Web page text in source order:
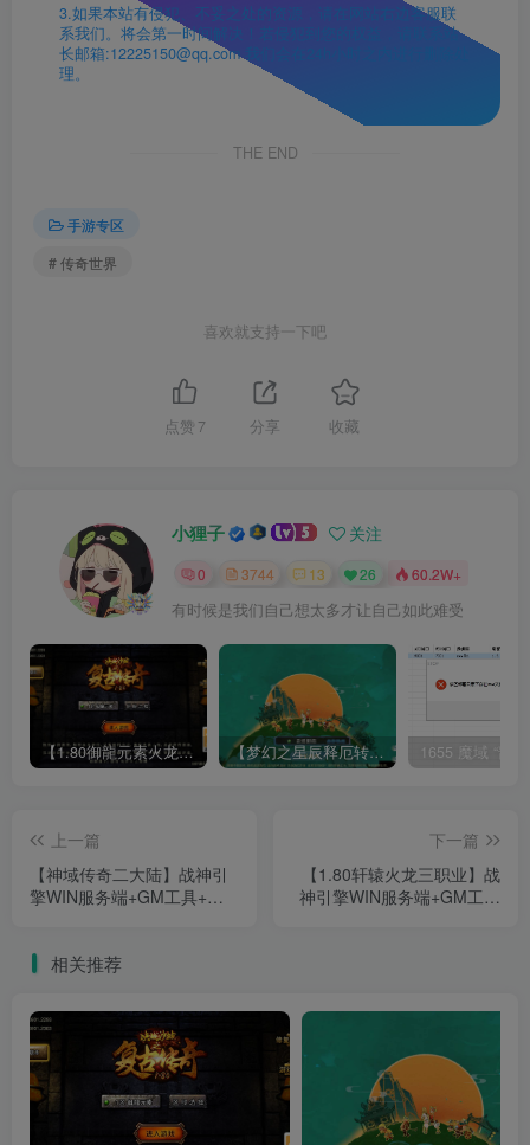
3.如果本站有侵犯、不妥之处的资源，请在网站右边客服联
系我们。将会第一时间解决！若侵犯到您的权益，请联系站
长邮箱:12225150@qq.com 我们会在24h小时之内进行删除处
理。
THE END
手游专区
# 传奇世界
喜欢就支持一下吧
点赞 7 分享 收藏
小狸子 关注
0 3744 13 26 60.2W+
有时候是我们自己想太多才让自己如此难受
【1.80御龍元素火龙[摸摸登陆器]】战神引擎WIN服务端+GM工具+充值后台+双端+架设教程 【梦幻之星辰释厄转尊享挂机版】MT3换皮梦幻西游Linux服务端+GM后台+双端+源码+架设教程
上一篇
【神域传奇二大陆】战神引
擎WIN服务端+GM工具+安
下一篇
【1.80轩辕火龙三职业】战
神引擎WIN服务端+GM工具
相关推荐